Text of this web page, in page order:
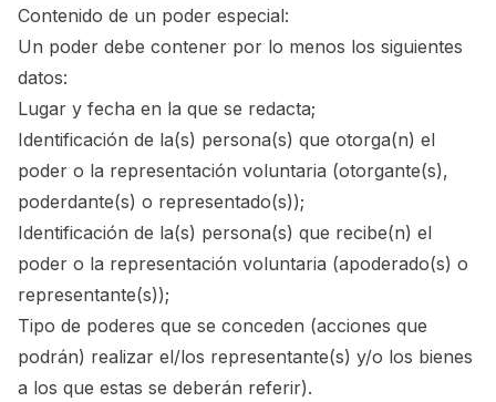
Contenido de un poder especial:
Un poder debe contener por lo menos los siguientes
datos:
Lugar y fecha en la que se redacta;
Identificación de la(s) persona(s) que otorga(n) el
poder o la representación voluntaria (otorgante(s),
poderdante(s) o representado(s));
Identificación de la(s) persona(s) que recibe(n) el
poder o la representación voluntaria (apoderado(s) o
representante(s));
Tipo de poderes que se conceden (acciones que
podrán) realizar el/los representante(s) y/o los bienes
a los que estas se deberán referir).